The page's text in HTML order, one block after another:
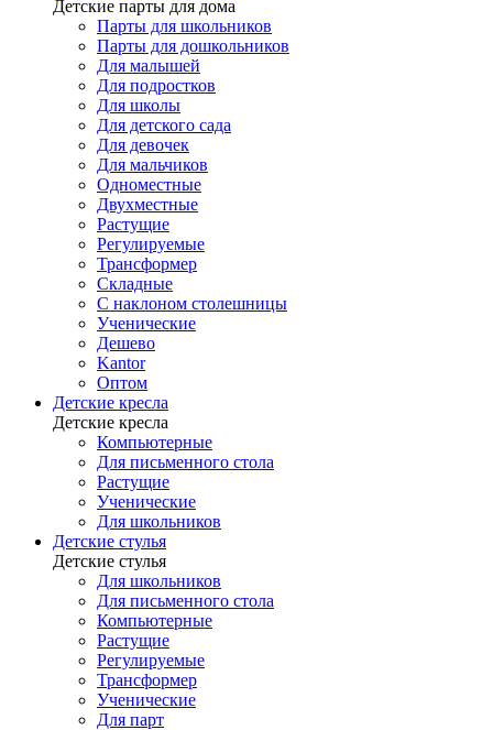
Детские парты для дома
Парты для школьников
Парты для дошкольников
Для малышей
Для подростков
Для школы
Для детского сада
Для девочек
Для мальчиков
Одноместные
Двухместные
Растущие
Регулируемые
Трансформер
Складные
С наклоном столешницы
Ученические
Дешево
Kantor
Оптом
Детские кресла
Детские кресла
Компьютерные
Для письменного стола
Растущие
Ученические
Для школьников
Детские стулья
Детские стулья
Для школьников
Для письменного стола
Компьютерные
Растущие
Регулируемые
Трансформер
Ученические
Для парт